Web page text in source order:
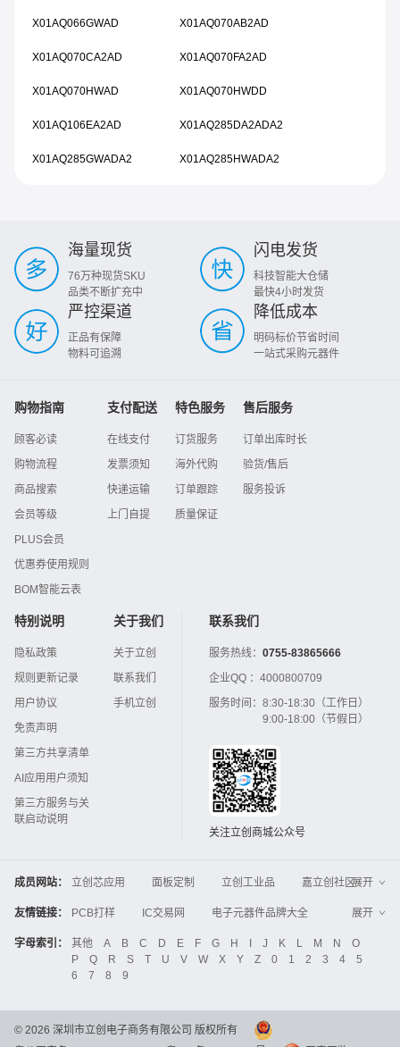
X01AQ066GWAD X01AQ070AB2AD
X01AQ070CA2AD X01AQ070FA2AD
X01AQ070HWAD X01AQ070HWDD
X01AQ106EA2AD X01AQ285DA2ADA2
X01AQ285GWADA2 X01AQ285HWADA2
海量现货
76万种现货SKU
品类不断扩充中
闪电发货
科技智能大仓储
最快4小时发货
严控渠道
正品有保障
物料可追溯
降低成本
明码标价节省时间
一站式采购元器件
购物指南
顾客必读
购物流程
商品搜索
会员等级
PLUS会员
优惠券使用规则
BOM智能云表
支付配送
在线支付
发票须知
快递运输
上门自提
特色服务
订货服务
海外代购
订单跟踪
质量保证
售后服务
订单出库时长
验货/售后
服务投诉
特别说明
隐私政策
规则更新记录
用户协议
免责声明
第三方共享清单
AI应用用户须知
第三方服务与关
联启动说明
关于我们
关于立创
联系我们
手机立创
联系我们
服务热线： 0755-83865666
企业QQ ： 4000800709
服务时间： 8:30-18:30（工作日）
9:00-18:00（节假日）
关注立创商城公众号
成员网站： 立创芯应用 面板定制 立创工业品
嘉立创社区
3D打印
嘉立创FPC 嘉立创PCB
嘉立创FA
Global Website LCSC
ZXHPCB
展开
友情链接： PCB打样 IC交易网
电子元器件品牌大全
中国IC网
智能电网 机电设备
电子工程网
晶振
电子技术应用 21icsearch
电子展
工业品采购
IC电子网 锂电池
集成灶
中国机床商务网
DFRobot开源硬件商城
展开
字母索引： 其他 A B C D E F G H J K L M N
O
P
Q R S T U V W X Y Z 0 1 2 3 4
5
6
7 8 9
© 2026 深圳市立创电子商务有限公司 版权所有